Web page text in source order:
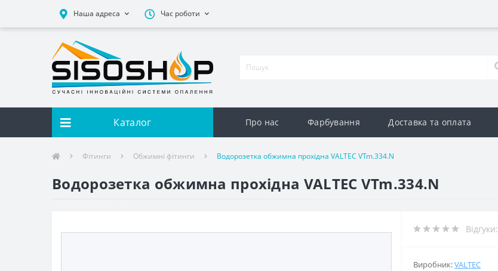
Наша адреса Час роботи
Каталог Про нас Фарбування Доставка та оплата
Фітинги Обжимні фітинги Водорозетка обжимна прохідна VALTEC VTm.334.N
Водорозетка обжимна прохідна VALTEC VTm.334.N
Відгуки:
Виробник:VALTEC